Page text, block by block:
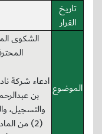
تاريخ
القرار
الموضوع
الشكوى
ادعاء شركة
بن
والتسجيل،